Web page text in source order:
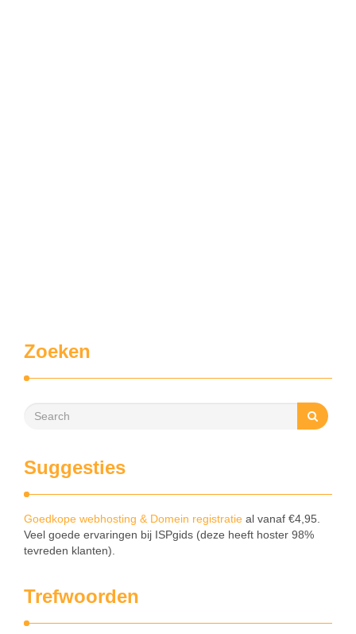
Zoeken
Suggesties
Goedkope webhosting & Domein registratie al vanaf €4,95.
Veel goede ervaringen bij ISPgids (deze heeft hoster 98%
tevreden klanten).
Trefwoorden